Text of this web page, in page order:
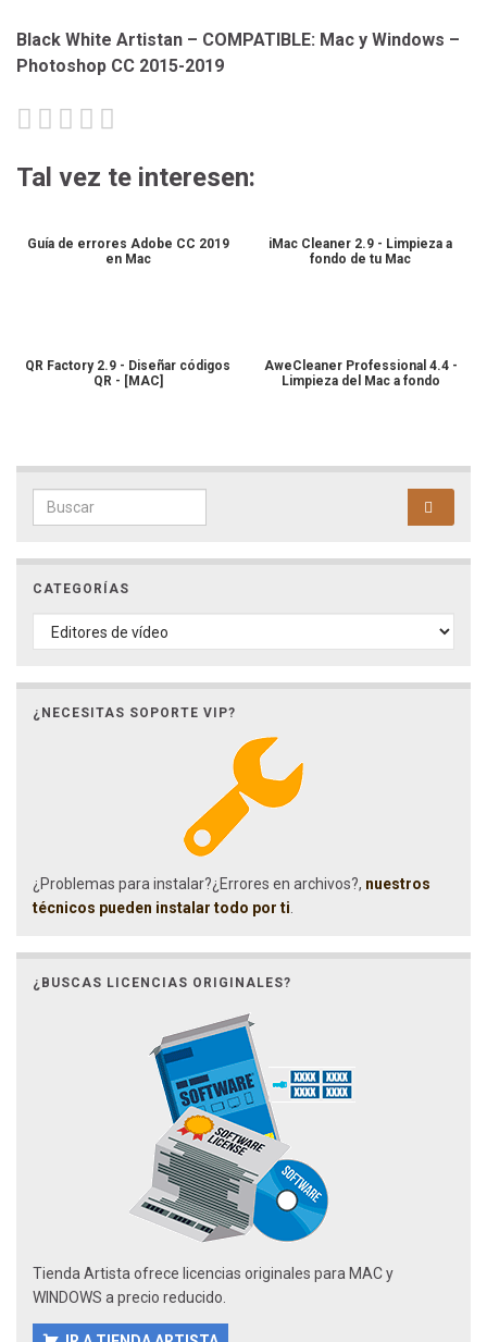
Black White Artistan – COMPATIBLE: Mac y Windows –
Photoshop CC 2015-2019
Tal vez te interesen:
Guía de errores Adobe CC 2019
en Mac
iMac Cleaner 2.9 - Limpieza a
fondo de tu Mac
QR Factory 2.9 - Diseñar códigos
QR - [MAC]
AweCleaner Professional 4.4 -
Limpieza del Mac a fondo
Search for:
CATEGORÍAS
CATEGORÍAS
¿NECESITAS SOPORTE VIP?
¿Problemas para instalar?¿Errores en archivos?, nuestros
técnicos pueden instalar todo por ti
¿BUSCAS LICENCIAS ORIGINALES?
Tienda Artista ofrece licencias originales para MAC y
WINDOWS a precio reducido.